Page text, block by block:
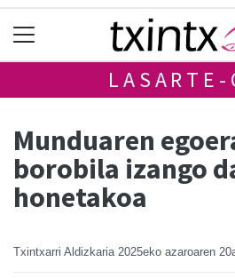
LASARTE-
Munduaren
borobila izango
honetakoa
Txintxarri Aldizkaria 2025eko azaroaren